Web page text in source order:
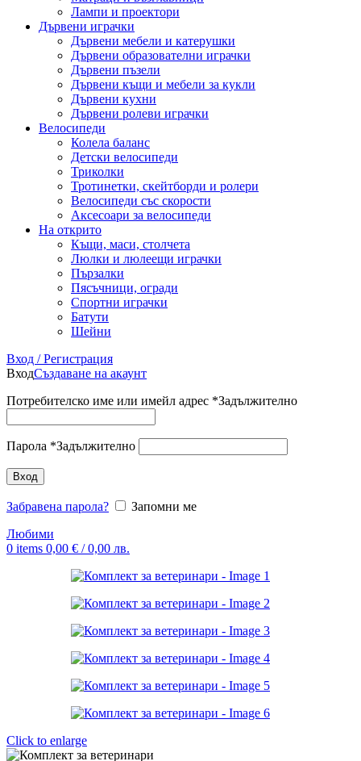
Лампи и проектори
Дървени играчки
Дървени мебели и катерушки
Дървени образователни играчки
Дървени пъзели
Дървени къщи и мебели за кукли
Дървени кухни
Дървени ролеви играчки
Велосипеди
Колела баланс
Детски велосипеди
Триколки
Тротинетки, скейтборди и ролери
Велосипеди със скорости
Аксесоари за велосипеди
На открито
Къщи, маси, столчета
Люлки и люлеещи играчки
Пързалки
Пясъчници, огради
Спортни играчки
Батути
Шейни
Вход / Регистрация
ВходСъздаване на акаунт
Потребителско име или имейл адрес *Задължително
Парола *Задължително
Вход
Забравена парола?
Запомни ме
Любими
0 items 0,00 € / 0,00 лв.
Click to enlarge